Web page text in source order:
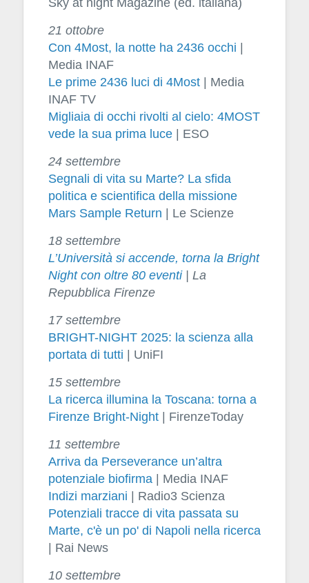
21 ottobre
Con 4Most, la notte ha 2436 occhi |
Media INAF
Le prime 2436 luci di 4Most| Media
INAF TV
Migliaia di occhi rivolti al cielo: 4MOST
vede la sua prima luce| ESO
24 settembre
Segnali di vita su Marte? La sfida
politica e scientifica della missione
Mars Sample Return | Le Scienze
18 settembre
L’Università si accende, torna la Bright
Night con oltre 80 eventi | La
Repubblica Firenze
17 settembre
BRIGHT-NIGHT 2025: la scienza alla
portata di tutti | UniFI
15 settembre
La ricerca illumina la Toscana: torna a
Firenze Bright-Night| FirenzeToday
11 settembre
Arriva da Perseverance un’altra
potenziale biofirma | Media INAF
Indizi marziani | Radio3 Scienza
Potenziali tracce di vita passata su
Marte, c'è un po' di Napoli nella ricerca
| Rai News
10 settembre